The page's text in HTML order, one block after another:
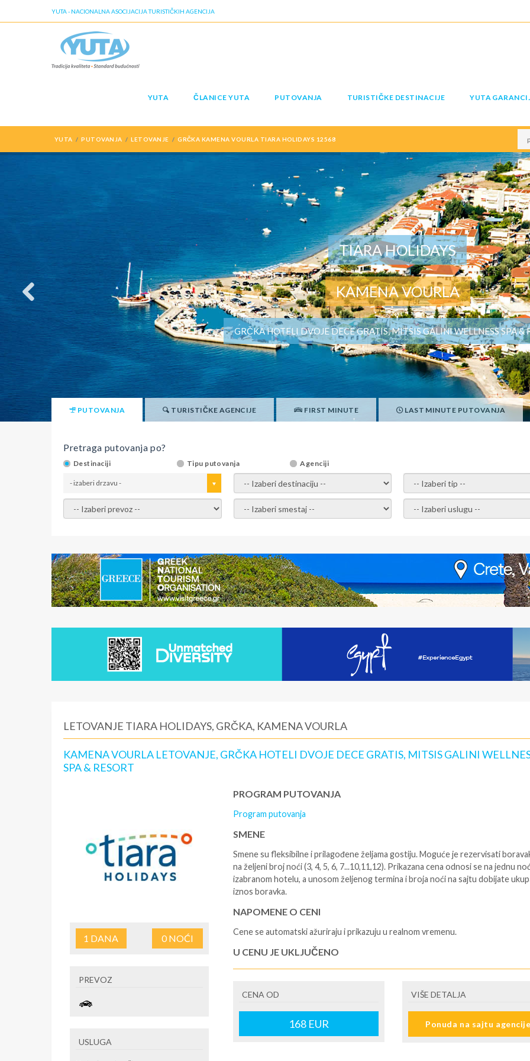
YUTA - NACIONALNA ASOCIJACIJA TURISTIČKIH AGENCIJA
YUTA ČLANICE YUTA PUTOVANJA TURISTIČKE DESTINACIJE YUTA
YUTA PUTOVANJA LETOVANJE GRČKA KAMENA VOURLA TIARA HOLIDAYS 12568
TIARA HOLIDAYS
KAMENA VOURLA
GRČKA HOTELI DVOJE DECE GRATIS, MITSIS GALINI WELLNESS SPA &
PUTOVANJA TURISTIČKE AGENCIJE FIRST MINUTE LAST MINUTE PUTOVANJA
Pretraga putovanja po?
Destinaciji Tipu putovanja Agenciji
- izaberi drzavu - - izaberi destinaciju - - izaberi tip -
- izaberi prevoz - - Izaberite smestaj - - Izaberite uslugu -
LETOVANJE TIARA HOLIDAYS, GRČKA, KAMENA VOURLA
KAMENA VOURLA LETOVANJE, GRČKA HOTELI DVOJE DECE GRATIS, MITSIS GALINI
SPA & RESORT
1 DANA 0NOĆI
PREVOZ
USLUGA
PROGRAM PUTOVANJA
Program putovanja
SMENE
Smene su fleksibilne i prilagođene željama gostiju. Moguće je rezervisati
na željeni broj noći (3, 4, 5, 6, 7...10,11,12). Prikazana cena odnosi se na jednu
izabranom hotelu, a unosom željenog termina i broja noći na sajtu dobijate
iznos boravka.
NAPOMENE O CENI
Cene se automatski ažuriraju i prikazuju u realnom vremenu.
U CENU JE UKLJUČENO
- rezervisane i potvrđene usluge u izabranoj smeštajnoj jedinici prema opisu -
putovanja
- boravišne takse (naknada za otpornost na klimatsku krizu) na destinaciji,
CENA OD
168EUR
VIŠE DETALJA
Ponuda na sajtu